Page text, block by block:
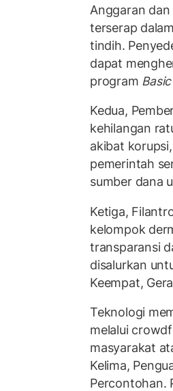
Anggaran
terserap
tindih.
dapat
program
Kedua,
kehilangan
akibat
pemerintah
sumber dana
Ketiga,
kelompok
transparansi
disalurkan
Keempat,
Teknologi
melalui
masyarakat
Kelima,
Percontohan.